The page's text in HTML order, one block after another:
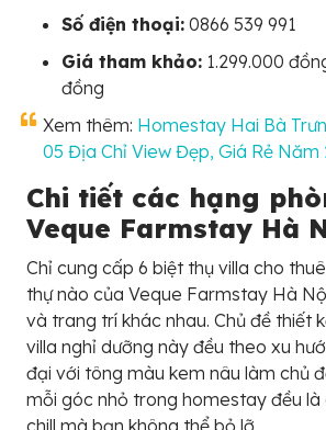
Số điện thoại: 0866 539 991
Giá tham khảo: 1.299.000
đồng
Xem thêm: Homestay Hai Bà
05 Địa Chỉ View Đẹp, Giá Rẻ Năm
Chi tiết các hạng
Veque Farmstay Hà
Chỉ cung cấp 6 biệt thụ villa cho
thự nào của Veque Farmstay Hà
và trang trí khác nhau. Chủ đề thiết
villa nghỉ dưỡng này đều theo xu
đại với tông màu kem nâu làm chủ
mỗi góc nhỏ trong homestay đều là